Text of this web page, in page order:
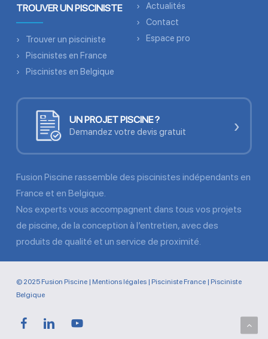
TROUVER UN PISCINISTE
Trouver un pisciniste
Piscinistes en France
Piscinistes en Belgique
Actualités
Contact
Espace pro
UN PROJET PISCINE ?
Demandez votre devis gratuit ›
Fusion Piscine rassemble des piscinistes indépendants en
France et en Belgique.
Nos experts vous accompagnent dans tous vos projets
de piscine, de la conception à l’entretien, avec des
produits de qualité et un service de proximité.
© 2025 Fusion Piscine | Mentions légales| Pisciniste France| Pisciniste
Belgique
facebooklinkedin youtube